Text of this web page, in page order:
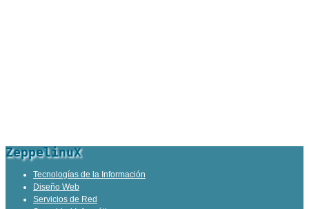
ZeppelinuX
Tecnologías de la Información
Diseño Web
Servicios de Red